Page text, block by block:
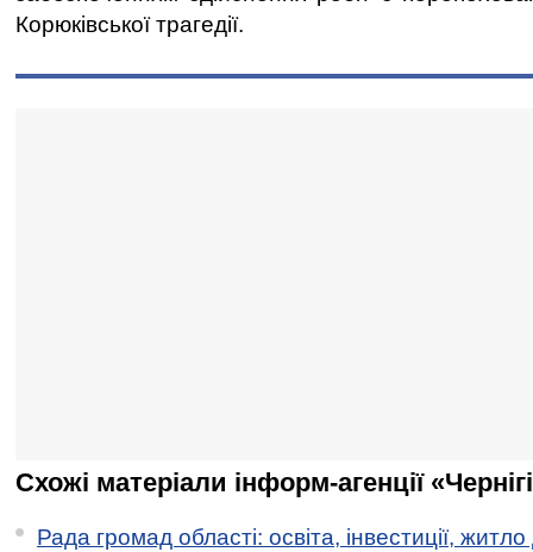
Корюківської трагедії.
Схожі матеріали інформ-агенції
Рада громад області: освіта, інвестиції,